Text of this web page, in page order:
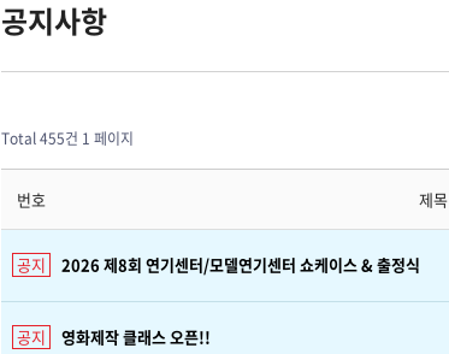
공지사항
Total 455건 1 페이지
번호 제목
2026 제8회 연기센터/모델연기센터 쇼케이스 & 출정식
영화제작 클래스 오픈!!